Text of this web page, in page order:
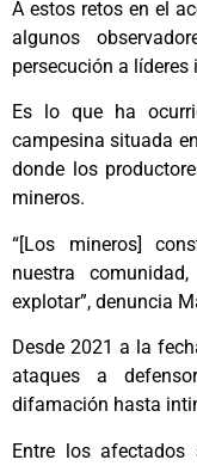
A estos retos en el
algunos
persecución a
Es lo que ha
campesina situada
donde los
mineros.
“[Los mineros]
nuestra
explotar”, denuncia
Desde 2021 a la
ataques a
difamación hasta
Entre los afectados